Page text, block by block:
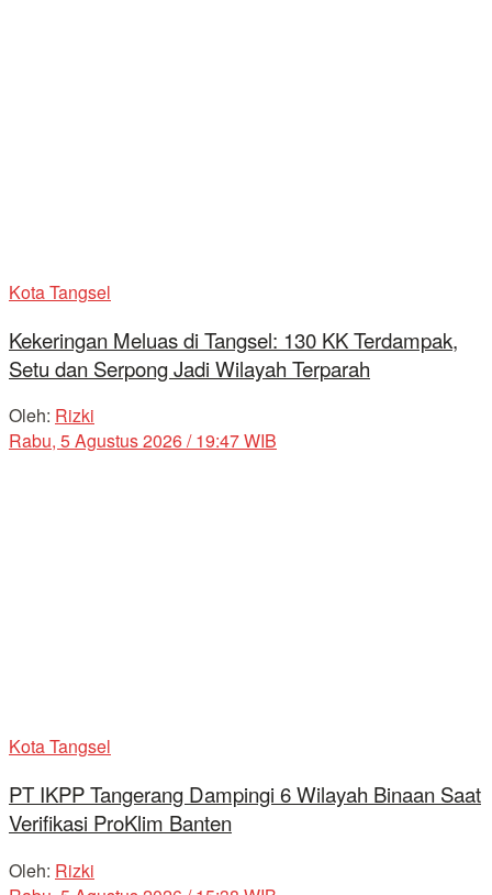
Kota Tangsel
Kekeringan Meluas di Tangsel: 130 KK Terdampak,
Setu dan Serpong Jadi Wilayah Terparah
Oleh: Rizki
Rabu, 5 Agustus 2026 / 19:47 WIB
Kota Tangsel
PT IKPP Tangerang Dampingi 6 Wilayah Binaan Saat
Verifikasi ProKlim Banten
Oleh: Rizki